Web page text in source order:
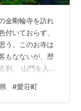
金剛輪寺を訪れ
付いておらず、
う。このお寺は
もなないが、歴
刹。 山門を入っ
脇には多くの地
ったところは既に
#愛荘町